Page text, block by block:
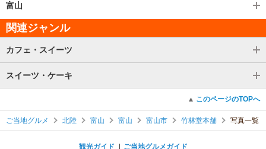
富山
関連ジャンル
カフェ・スイーツ
スイーツ・ケーキ
このページのTOPへ
ご当地グルメ 北陸 富山 富山 富山市 竹林堂本舗 写真一覧
観光ガイド ご当地グルメガイド